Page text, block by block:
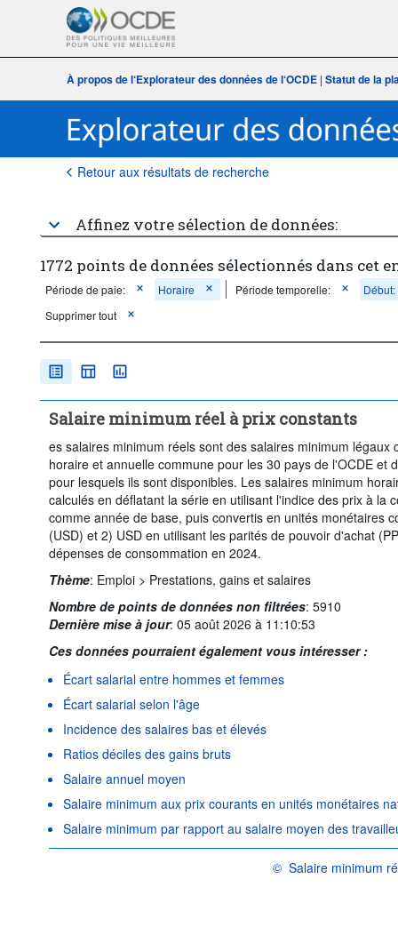
À propos de l‘Explorateur des données de l‘OCDE | Statut de la
Retour aux résultats de recherche
Affinez votre sélection de données:
1772 points de données sélectionnés dans cet
Période de paie: Horaire Période temporelle:
Supprimer tout
Salaire minimum réel à prix constants
es salaires minimum réels sont des salaires minimum légaux
horaire et annuelle commune pour les 30 pays de l'OCDE et
pour lesquels ils sont disponibles. Les salaires minimum
calculés en déflatant la série en utilisant l'indice des prix à la
comme année de base, puis convertis en unités monétaires
(USD) et 2) USD en utilisant les parités de pouvoir d'achat
dépenses de consommation en 2024.
Thème: Emploi > Prestations, gains et salaires
Nombre de points de données non filtrées: 5910
Dernière mise à jour: 05 août 2026 à 11:10:53
Ces données pourraient également vous intéresser :
Écart salarial entre hommes et femmes
Écart salarial selon l'âge
Incidence des salaires bas et élevés
Ratios déciles des gains bruts
Salaire annuel moyen
Salaire minimum aux prix courants en unités monétaires
Salaire minimum par rapport au salaire moyen des
© Salaire minimum